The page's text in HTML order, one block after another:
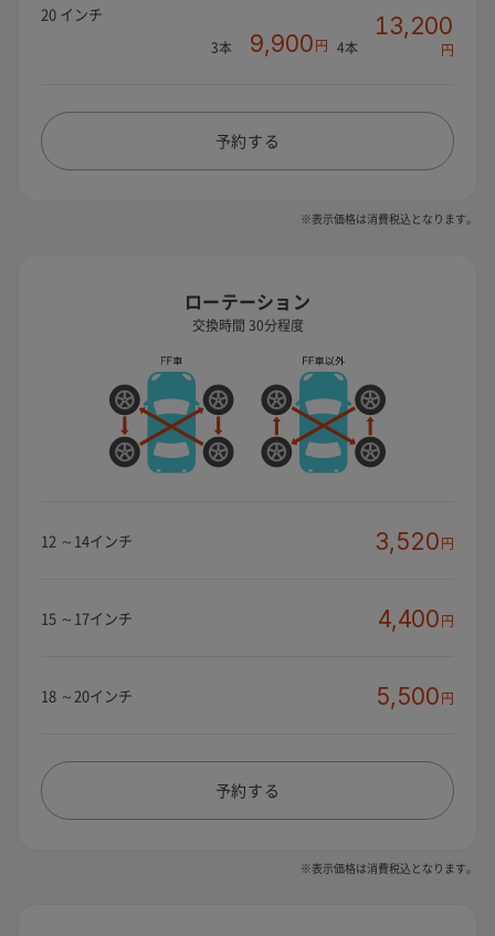
20 インチ
3本 9,900円 4本
13,200
円
予約する
※表示価格は消費税込となります。
ローテーション
交換時間 30分程度
12 ～14インチ 3,520円
15 ～17インチ 4,400円
18 ～20インチ 5,500円
予約する
※表示価格は消費税込となります。